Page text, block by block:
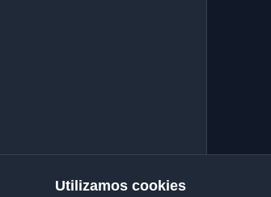
Utilizamos cookies